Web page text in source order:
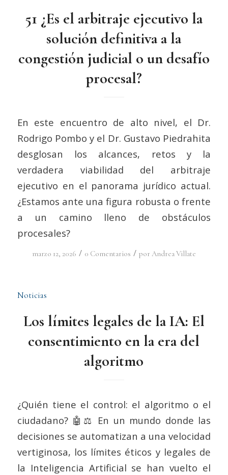
51 ¿Es el arbitraje ejecutivo la
solución definitiva a la
congestión judicial o un desafío
procesal?
En este encuentro de alto nivel, el Dr.
Rodrigo Pombo y el Dr. Gustavo Piedrahita
desglosan los alcances, retos y la
verdadera viabilidad del arbitraje
ejecutivo en el panorama jurídico actual.
¿Estamos ante una figura robusta o frente
a un camino lleno de obstáculos
procesales?
marzo 12, 2026 / 0 Comentarios / por Andrea Villate
Noticias
Los límites legales de la IA: El
consentimiento en la era del
algoritmo
¿Quién tiene el control: el algoritmo o el
ciudadano? 🤖⚖️ En un mundo donde las
decisiones se automatizan a una velocidad
vertiginosa, los límites éticos y legales de
la Inteligencia Artificial se han vuelto el